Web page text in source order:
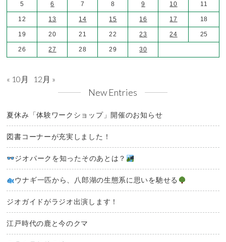
5 6 7 8 9 10 11
12 13 14 15 16 17 18
19 20 21 22 23 24 25
26 27 28 29 30
« 10月 12月 »
New Entries
夏休み「体験ワークショップ」開催のお知らせ
図書コーナーが充実しました！
ジオパークを知ったそのあとは？
ウナギ一匹から、八郎湖の生態系に思いを馳せる
ジオガイドがラジオ出演します！
江戸時代の鹿と今のクマ